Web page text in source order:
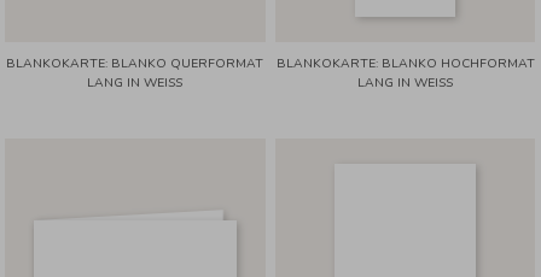
BLANKOKARTE: BLANKO QUERFORMAT
LANG IN WEISS
BLANKOKARTE: BLANKO HOCHFORMAT
LANG IN WEISS